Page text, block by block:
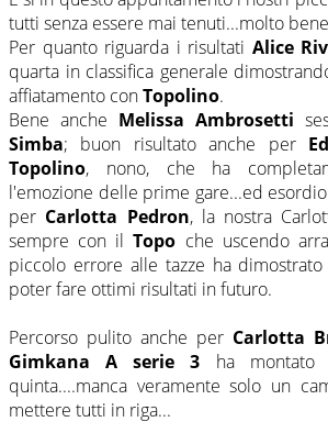
tutti senza essere mai tenuti...molto
Per quanto riguarda i risultati Alice
quarta in classifica generale
affiatamento conTopolino.
Bene anche Melissa Ambrosetti
Simba; buon risultato anche per
Topolino, nono, che ha
l'emozione delle prime gare...ed
per Carlotta Pedron, la nostra
sempre con ilTopo che uscendo
piccolo errore alle tazze ha
poter fare ottimi risultati in futuro.
Percorso pulito anche per Carlotta
Gimkana A serie 3 ha montato
quinta....manca veramente solo un
mettere tutti in riga...